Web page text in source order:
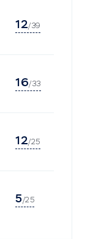
12/39
16/33
12/25
5/25